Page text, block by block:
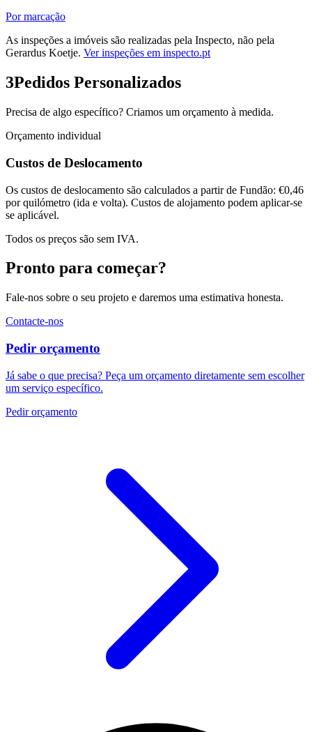
Por marcação
As inspeções a imóveis são realizadas pela Inspecto, não pela
Gerardus Koetje. Ver inspeções em inspecto.pt
3Pedidos Personalizados
Precisa de algo específico? Criamos um orçamento à medida.
Orçamento individual
Custos de Deslocamento
Os custos de deslocamento são calculados a partir de Fundão: €0,46
por quilómetro (ida e volta). Custos de alojamento podem aplicar-se
se aplicável.
Todos os preços são sem IVA.
Pronto para começar?
Fale-nos sobre o seu projeto e daremos uma estimativa honesta.
Contacte-nos
Pedir orçamento
Já sabe o que precisa? Peça um orçamento diretamente sem escolher
um serviço específico.
Pedir orçamento